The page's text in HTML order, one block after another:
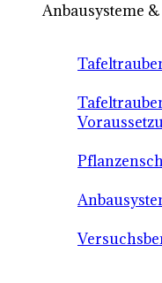
Anbausysteme